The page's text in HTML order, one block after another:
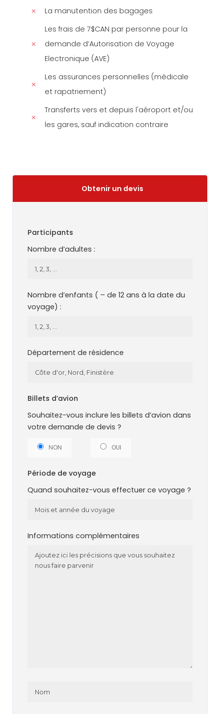
La manutention des bagages
Les frais de 7$CAN par personne pour la
demande d’Autorisation de Voyage
Electronique (AVE)
Les assurances personnelles (médicale
et rapatriement)
Transferts vers et depuis l'aéroport et/ou
les gares, sauf indication contraire
Obtenir un devis
Participants
Nombre d’adultes :
Nombre d’enfants ( – de 12 ans à la date du
voyage) :
Département de résidence
Billets d’avion
Souhaitez-vous inclure les billets d’avion dans
votre demande de devis ?
NON OUI
Période de voyage
Quand souhaitez-vous effectuer ce voyage ?
Informations complémentaires